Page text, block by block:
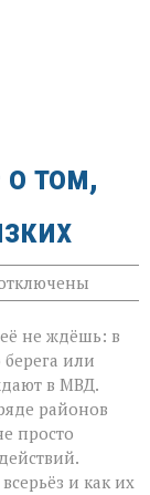
том,
легкомыслия»:
— о
её не ждёшь: в
или
в МВД.
районов
просто
и как их